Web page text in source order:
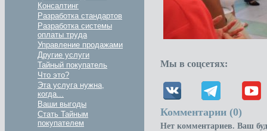
Консалтинг
Разработка стандартов
Разработка системы
оплаты труда
Управление продажами
Другие услуги
Тайный покупатель
Что это?
Эта услуга нужна,
когда...
Ваши выгоды
Стать Тайным
покупателем
Мы в соцсетях:
Комментарии (0)
Нет комментариев. Ваш